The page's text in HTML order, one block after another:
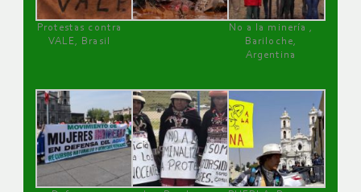
Protestas contra
VALE, Brasil
No a la minería ,
Bariloche,
Argentina